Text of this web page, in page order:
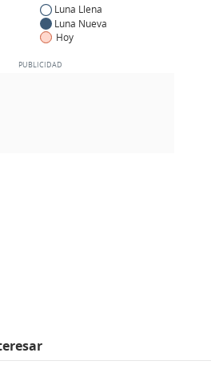
Luna Llena
Luna Nueva
Hoy